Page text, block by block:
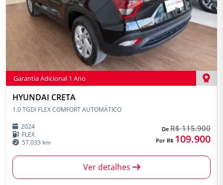
Garantia Adicional 1 Ano
HYUNDAI CRETA
1.0 TGDI FLEX COMFORT AUTOMÁTICO
2024
FLEX
57.033 km
De R$ 115.900
Por R$ 109.900
Ver detalhes